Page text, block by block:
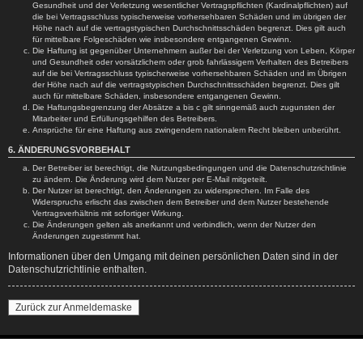
Gesundheit und der Verletzung wesentlicher Vertragspflichten (Kardinalpflichten) auf
die bei Vertragsschluss typischerweise vorhersehbaren Schäden und im übrigen der
Höhe nach auf die vertragstypischen Durchschnittsschäden begrenzt. Dies gilt auch
für mittelbare Folgeschäden wie insbesondere entgangenen Gewinn.
Die Haftung ist gegenüber Unternehmern außer bei der Verletzung von Leben, Körper
und Gesundheit oder vorsätzlichem oder grob fahrlässigem Verhalten des Betreibers
auf die bei Vertragsschluss typischerweise vorhersehbaren Schäden und im Übrigen
der Höhe nach auf die vertragstypischen Durchschnittsschäden begrenzt. Dies gilt
auch für mittelbare Schäden, insbesondere entgangenen Gewinn.
Die Haftungsbegrenzung der Absätze a bis c gilt sinngemäß auch zugunsten der
Mitarbeiter und Erfüllungsgehilfen des Betreibers.
Ansprüche für eine Haftung aus zwingendem nationalem Recht bleiben unberührt.
6. ÄNDERUNGSVORBEHALT
Der Betreiber ist berechtigt, die Nutzungsbedingungen und die Datenschutzrichtlinie
zu ändern. Die Änderung wird dem Nutzer per E-Mail mitgeteilt.
Der Nutzer ist berechtigt, den Änderungen zu widersprechen. Im Falle des
Widerspruchs erlischt das zwischen dem Betreiber und dem Nutzer bestehende
Vertragsverhältnis mit sofortiger Wirkung.
Die Änderungen gelten als anerkannt und verbindlich, wenn der Nutzer den
Änderungen zugestimmt hat.
Informationen über den Umgang mit deinen persönlichen Daten sind in der
Datenschutzrichtlinie enthalten.
Zurück zur Anmeldemaske